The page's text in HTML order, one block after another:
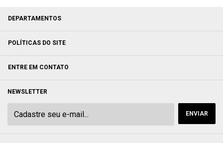
DEPARTAMENTOS
POLÍTICAS DO SITE
ENTRE EM CONTATO
NEWSLETTER